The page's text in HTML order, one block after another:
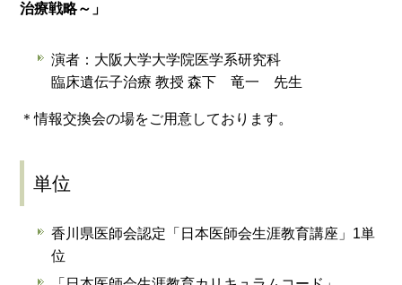
治療戦略～」
演者：大阪大学大学院医学系研究科
臨床遺伝子治療 教授 森下 竜一 先生
＊情報交換会の場をご用意しております。
単位
香川県医師会認定「日本医師会生涯教育講座」1単
位